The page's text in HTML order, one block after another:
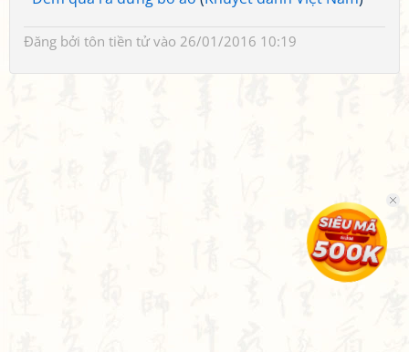
Đăng bởi tôn tiền tửvào 26/01/2016 10:19